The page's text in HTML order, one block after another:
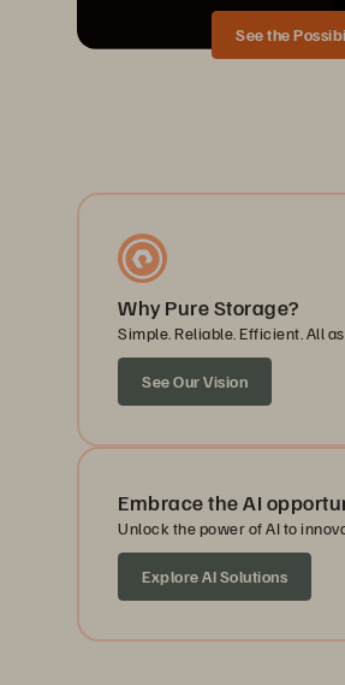
See the
Why Pure Storage?
Simple. Reliable. Efficient. All
See Our Vision
Embrace the AI
Unlock the power of AI to
Explore AI Solutions